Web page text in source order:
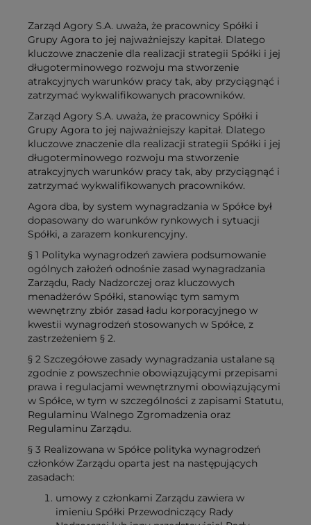
Zarząd Agory S.A. uważa, że pracownicy Spółki i
Grupy Agora to jej najważniejszy kapitał. Dlatego
kluczowe znaczenie dla realizacji strategii Spółki i jej
długoterminowego rozwoju ma stworzenie
atrakcyjnych warunków pracy tak, aby przyciągnąć i
zatrzymać wykwalifikowanych pracowników.
Zarząd Agory S.A. uważa, że pracownicy Spółki i
Grupy Agora to jej najważniejszy kapitał. Dlatego
kluczowe znaczenie dla realizacji strategii Spółki i jej
długoterminowego rozwoju ma stworzenie
atrakcyjnych warunków pracy tak, aby przyciągnąć i
zatrzymać wykwalifikowanych pracowników.
Agora dba, by system wynagradzania w Spółce był
dopasowany do warunków rynkowych i sytuacji
Spółki, a zarazem konkurencyjny.
§ 1 Polityka wynagrodzeń zawiera podsumowanie
ogólnych założeń odnośnie zasad wynagradzania
Zarządu, Rady Nadzorczej oraz kluczowych
menadżerów Spółki, stanowiąc tym samym
wewnętrzny zbiór zasad ładu korporacyjnego w
kwestii wynagrodzeń stosowanych w Spółce, z
zastrzeżeniem § 2.
§ 2 Szczegółowe zasady wynagradzania ustalane są
zgodnie z powszechnie obowiązującymi przepisami
prawa i regulacjami wewnętrznymi obowiązującymi
w Spółce, w tym w szczególności z zapisami Statutu,
Regulaminu Walnego Zgromadzenia oraz
Regulaminu Zarządu.
§ 3 Realizowana w Spółce polityka wynagrodzeń
członków Zarządu oparta jest na następujących
zasadach:
umowy z członkami Zarządu zawiera w
imieniu Spółki Przewodniczący Rady